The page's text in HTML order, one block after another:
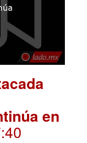
en